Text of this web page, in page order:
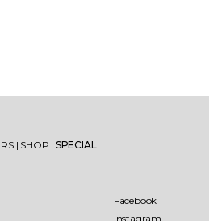
| SHOP | SPECIAL
Facebook
Instagram